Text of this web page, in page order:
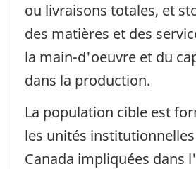
ou livraisons totales, et
des matières et des
la main-d'oeuvre et du
dans la production.
La population cible est
les unités
Canada impliquées dans